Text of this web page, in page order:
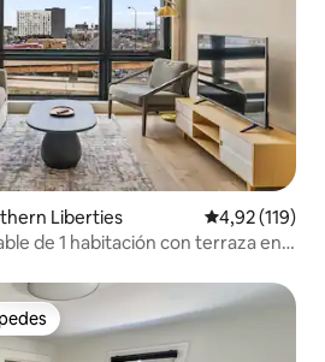
Liberties Calificación
4,92 (119)
de 1 habitación con terraza en
más destacados